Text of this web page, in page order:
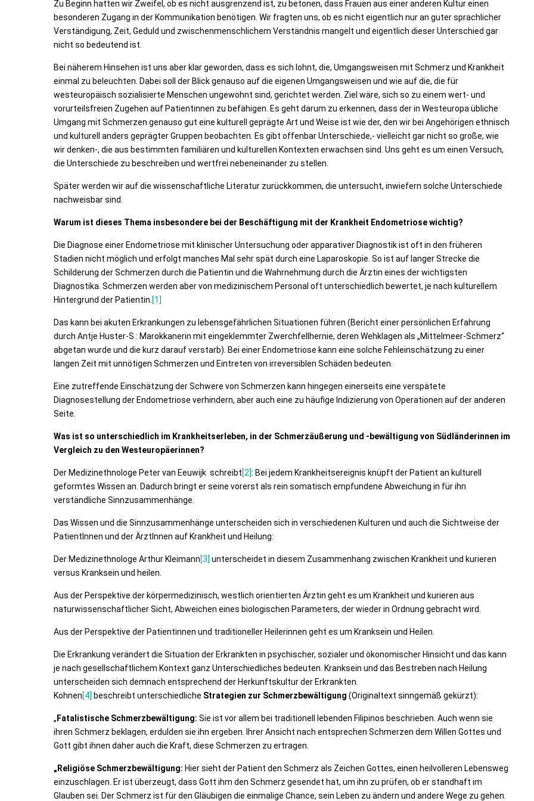
Zu Beginn hatten wir Zweifel, ob es nicht ausgrenzend ist, zu betonen, dass Frauen aus einer anderen Kultur einen
besonderen Zugang in der Kommunikation benötigen. Wir fragten uns, ob es nicht eigentlich nur an guter sprachlicher
Verständigung, Zeit, Geduld und zwischenmenschlichem Verständnis mangelt und eigentlich dieser Unterschied gar
nicht so bedeutend ist.
Bei näherem Hinsehen ist uns aber klar geworden, dass es sich lohnt, die, Umgangsweisen mit Schmerz und Krankheit
einmal zu beleuchten. Dabei soll der Blick genauso auf die eigenen Umgangsweisen und wie auf die, die für
westeuropäisch sozialisierte Menschen ungewohnt sind, gerichtet werden. Ziel wäre, sich so zu einem wert- und
vorurteilsfreien Zugehen auf Patientinnen zu befähigen. Es geht darum zu erkennen, dass der in Westeuropa übliche
Umgang mit Schmerzen genauso gut eine kulturell geprägte Art und Weise ist wie der, den wir bei Angehörigen ethnisch
und kulturell anders geprägter Gruppen beobachten. Es gibt offenbar Unterschiede,- vielleicht gar nicht so große, wie
wir denken-, die aus bestimmten familiären und kulturellen Kontexten erwachsen sind. Uns geht es um einen Versuch,
die Unterschiede zu beschreiben und wertfrei nebeneinander zu stellen.
Später werden wir auf die wissenschaftliche Literatur zurückkommen, die untersucht, inwiefern solche Unterschiede
nachweisbar sind.
Warum ist dieses Thema insbesondere bei der Beschäftigung mit der Krankheit Endometriose wichtig?
Die Diagnose einer Endometriose mit klinischer Untersuchung oder apparativer Diagnostik ist oft in den früheren
Stadien nicht möglich und erfolgt manches Mal sehr spät durch eine Laparoskopie. So ist auf langer Strecke die
Schilderung der Schmerzen durch die Patientin und die Wahrnehmung durch die Ärztin eines der wichtigsten
Diagnostika. Schmerzen werden aber von medizinischem Personal oft unterschiedlich bewertet, je nach kulturellem
Hintergrund der Patientin. [1]
Das kann bei akuten Erkrankungen zu lebensgefährlichen Situationen führen (Bericht einer persönlichen Erfahrung
durch Antje Huster-S.: Marokkanerin mit eingeklemmter Zwerchfellhernie, deren Wehklagen als „Mittelmeer-Schmerz“
abgetan wurde und die kurz darauf verstarb). Bei einer Endometriose kann eine solche Fehleinschätzung zu einer
langen Zeit mit unnötigen Schmerzen und Eintreten von irreversiblen Schäden bedeuten.
Eine zutreffende Einschätzung der Schwere von Schmerzen kann hingegen einerseits eine verspätete
Diagnosestellung der Endometriose verhindern, aber auch eine zu häufige Indizierung von Operationen auf der anderen
Seite.
Was ist so unterschiedlich im Krankheitserleben, in der Schmerzäußerung und -bewältigung von Südländerinnen im
Vergleich zu den Westeuropäerinnen?
Der Medizinethnologe Peter van Eeuwijk schreibt[2]: Bei jedem Krankheitsereignis knüpft der Patient an kulturell
geformtes Wissen an. Dadurch bringt er seine vorerst als rein somatisch empfundene Abweichung in für ihn
verständliche Sinnzusammenhänge.
Das Wissen und die Sinnzusammenhänge unterscheiden sich in verschiedenen Kulturen und auch die Sichtweise der
PatientInnen und der ÄrztInnen auf Krankheit und Heilung:
Der Medizinethnologe Arthur Kleimann[3] unterscheidet in diesem Zusammenhang zwischen Krankheit und kurieren
versus Kranksein und heilen.
Aus der Perspektive der körpermedizinisch, westlich orientierten Ärztin geht es um Krankheit und kurieren aus
naturwissenschaftlicher Sicht, Abweichen eines biologischen Parameters, der wieder in Ordnung gebracht wird.
Aus der Perspektive der Patientinnen und traditioneller Heilerinnen geht es um Kranksein und Heilen.
Die Erkrankung verändert die Situation der Erkrankten in psychischer, sozialer und ökonomischer Hinsicht und das kann
je nach gesellschaftlichem Kontext ganz Unterschiedliches bedeuten. Kranksein und das Bestreben nach Heilung
unterscheiden sich demnach entsprechend der Herkunftskultur der Erkrankten.
Kohnen[4] beschreibt unterschiedliche Strategien zur Schmerzbewältigung (Originaltext sinngemäß gekürzt):
„ Fatalistische Schmerzbewältigung: Sie ist vor allem bei traditionell lebenden Filipinos beschrieben. Auch wenn sie
ihren Schmerz beklagen, erdulden sie ihn ergeben. Ihrer Ansicht nach entsprechen Schmerzen dem Willen Gottes und
Gott gibt ihnen daher auch die Kraft, diese Schmerzen zu ertragen.
„Religiöse Schmerzbewältigung: Hier sieht der Patient den Schmerz als Zeichen Gottes, einen heilvolleren Lebensweg
einzuschlagen. Er ist überzeugt, dass Gott ihm den Schmerz gesendet hat, um ihn zu prüfen, ob er standhaft im
Glauben sei. Der Schmerz ist für den Gläubigen die einmalige Chance, sein Leben zu ändern und andere Wege zu gehen.